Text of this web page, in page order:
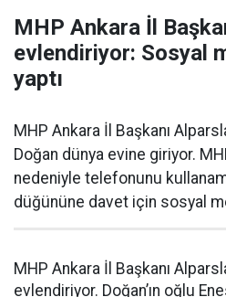
MHP Ankara İl
evlendiriyor: Sosyal
yaptı
MHP Ankara İl Başkanı
Doğan dünya evine giriyor.
nedeniyle telefonunu
düğününe davet için sosyal
MHP Ankara İl Başkanı
evlendiriyor. Doğan’ın oğlu